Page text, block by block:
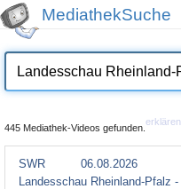
MediathekSuche
445 Mediathek-Videos gefunden.
erklären
SWR
06.08.2026
Landesschau Rheinland-Pfalz -